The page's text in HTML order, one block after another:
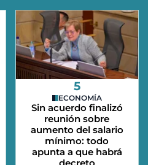
5
ECONOMÍA
Sin acuerdo finalizó
reunión sobre
aumento del salario
mínimo: todo
apunta a que habrá